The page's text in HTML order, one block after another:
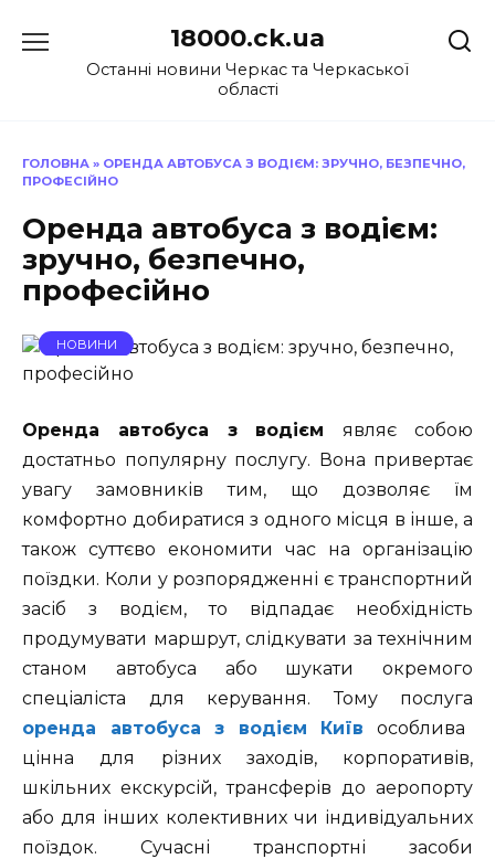
до
18000.ck.ua
Останні новини Черкас та Черкаської
області
ГОЛОВНА » ОРЕНДА АВТОБУСА З ВОДІЄМ: ЗРУЧНО, БЕЗПЕЧНО,
ПРОФЕСІЙНО
Оренда автобуса з водієм:
зручно, безпечно,
професійно
НОВИНИ
Оренда автобуса з водіємявляє собою
достатньо популярну послугу. Вона привертає
увагу замовників тим, що дозволяє їм
комфортно добиратися з одного місця в інше, а
також суттєво економити час на організацію
поїздки. Коли у розпорядженні є транспортний
засіб з водієм, то відпадає необхідність
продумувати маршрут, слідкувати за технічним
станом автобуса або шукати окремого
спеціаліста для керування. Тому послуга
оренда автобуса з водієм Київ особлива
цінна для різних заходів, корпоративів,
шкільних екскурсій, трансферів до аеропорту
або для інших колективних чи індивідуальних
поїздок. Сучасні транспортні засоби